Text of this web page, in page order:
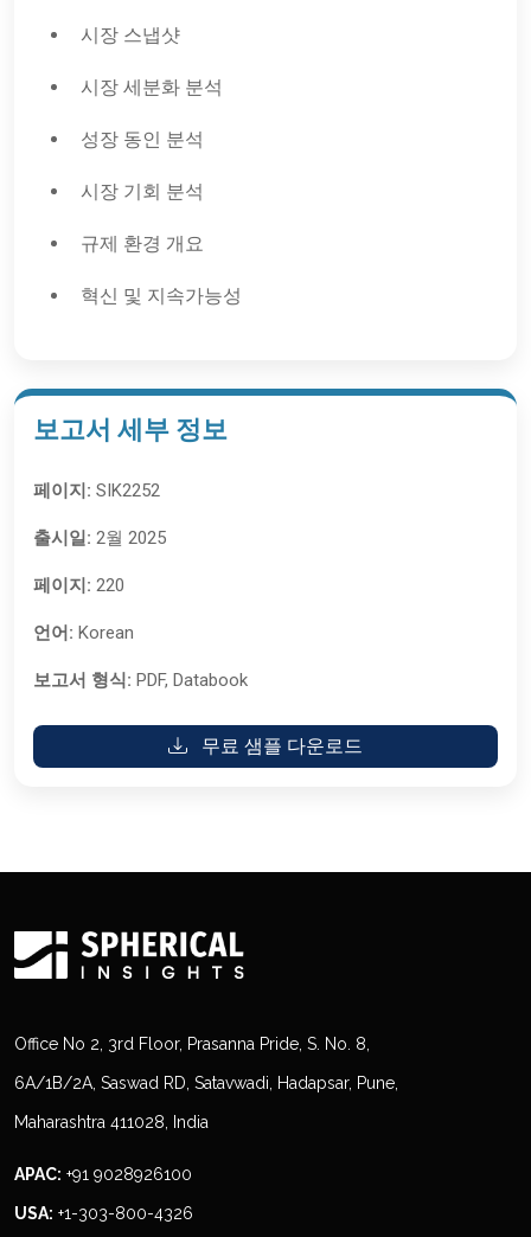
시장 스냅샷
시장 세분화 분석
성장 동인 분석
시장 기회 분석
규제 환경 개요
혁신 및 지속가능성
보고서 세부 정보
페이지: SIK2252
출시일: 2월 2025
페이지: 220
언어: Korean
보고서 형식: PDF, Databook
무료 샘플 다운로드
Office No 2, 3rd Floor, Prasanna Pride, S. No. 8,
6A/1B/2A, Saswad RD, Satavwadi, Hadapsar, Pune,
Maharashtra 411028, India
APAC: +91 9028926100
USA: +1-303-800-4326